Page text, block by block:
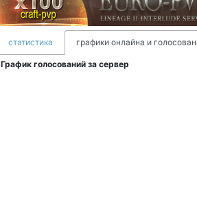
статистика графики онлайна и
График голосований за сервер